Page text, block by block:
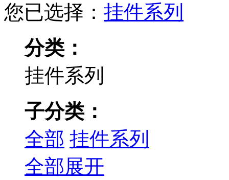
您已选择： 挂件系列
分类：
挂件系列
子分类：
全部 挂件系列
全部展开